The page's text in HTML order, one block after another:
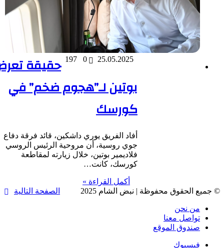
25.05.2025
0
197
حقيقة تعرض
بوتين لـ”هجوم ضخم” في
كورسك
أفاد الفريق يوري داشكين، قائد فرقة دفاع
جوي روسية، أن مروحية الرئيس الروسي
فلاديمير بوتين، خلال زيارته لمقاطعة
كورسك، كانت…
أكمل القراءة »
الصفحة التالية
جميع الحقوق محفوظة | نبض الشام 2025
من نحن
تواصل معنا
صندوق الموقع
فيسبوك